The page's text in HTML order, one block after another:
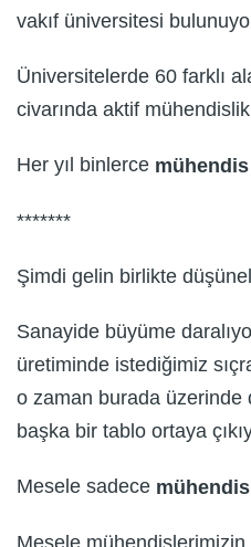
vakıf üniversitesi
Üniversitelerde 60 farklı
civarında aktif
Her yıl binlerce mühendis
*******
Şimdi gelin birlikte
Sanayide büyüme
üretiminde istediğimiz
o zaman burada üzerinde
başka bir tablo ortaya
Mesele sadece mühendis